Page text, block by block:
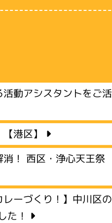
動アシスタントをご活
港区】
！ 西区・浄心天王祭
レーづくり！】中川区の
た！